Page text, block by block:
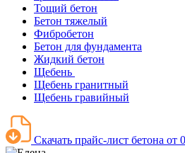
Тощий бетон
Бетон тяжелый
Фибробетон
Бетон для фундамента
Жидкий бетон
Щебень
Щебень гранитный
Щебень гравийный
Скачать прайс-лист бетона от